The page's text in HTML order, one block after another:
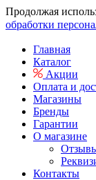
Продолжая
обработки
Главная
Каталог
Акции
Оплата и
Магазины
Бренды
Гарантии
О магазине
Контакты